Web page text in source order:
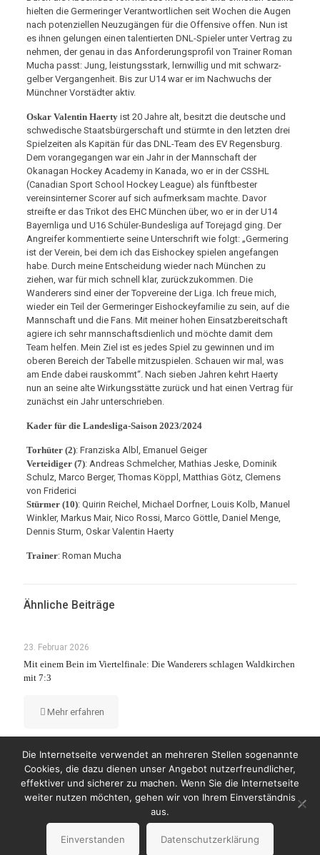
hielten die Germeringer Verantwortlichen seit Wochen die Augen
nach potenziellen Neuzugängen für die Offensive offen. Nun ist
es ihnen gelungen einen talentierten DNL-Spieler unter Vertrag zu
nehmen, der genau in das Anforderungsprofil von Trainer Roman
Mucha passt: Jung, leistungsstark, lernwillig und mit schwarz-
gelber Vergangenheit. Bis zur U14 war er im Nachwuchs der
Münchner Vorstädter aktiv.
Oskar Valentin Haertyist 20 Jahre alt, besitzt die deutsche und
schwedische Staatsbürgerschaft und stürmte in den letzten drei
Spielzeiten als Kapitän für das DNL-Team des EV Regensburg.
Dem vorangegangen war ein Jahr in der Mannschaft der
Okanagan Hockey Academy in Kanada, wo er in der CSSHL
(Canadian Sport School Hockey League) als fünftbester
vereinsinterner Scorer auf sich aufmerksam machte. Davor
streifte er das Trikot des EHC München über, wo er in der U14
Bayernliga und U16 Schüler-Bundesliga auf Torejagd ging. Der
Angreifer kommentierte seine Unterschrift wie folgt: „Germering
ist der Verein, bei dem ich das Eishockey spielen angefangen
habe. Durch meine Entscheidung wieder nach München zu
ziehen, war für mich schnell klar, zurückzukommen. Die
Wanderers sind einer der Topvereine der Liga. Ich freue mich,
wieder ein Teil der Germeringer Eishockeyfamilie zu sein, auf die
Mannschaft und die Fans. Mit meiner hohen Einsatzbereitschaft
agiere ich sehr mannschaftsdienlich und möchte damit dem
Team helfen. Mein Ziel ist es jedes Spiel zu gewinnen und im
oberen Bereich der Tabelle mitzuspielen. Schauen wir mal, was
am Ende dabei rauskommt“. Nach sieben Jahren kehrt Haerty
nun an seine alte Wirkungsstätte zurück und hat einen Vertrag für
zunächst ein Jahr unterschrieben.
Kader für die Landesliga-Saison 2023/2024
Torhüter (2): Franziska Albl, Emanuel Geiger
Verteidiger (7): Andreas Schmelcher, Mathias Jeske, Dominik
Schulz, Marco Berger, Thomas Köppl, Matthias Götz, Clemens
von Friderici
Stürmer (10): Quirin Reichel, Michael Dorfner, Louis Kolb, Manuel
Winkler, Markus Mair, Nico Rossi, Marco Göttle, Daniel Menge,
Dennis Sturm, Oskar Valentin Haerty
Trainer: Roman Mucha
Ähnliche Beiträge
23. Februar 2026
Mit einem Bein im Viertelfinale: Die Wanderers schlagen Waldkirchen
mit 7:3
Mehr erfahren
© Copyright 2023 by Wanderers Germering
Impressum
Datenschutzerklärung
Die Internetseite verwendet an mehreren Stellen sogenannte
Cookies, die dazu dienen unser Angebot nutzerfreundlicher,
effektiver und sicherer zu machen. Wenn Sie die Internetseite
weiter nutzen möchten, gehen wir von Ihrem Einverständnis
aus.
Einverstanden Datenschutzerklärung